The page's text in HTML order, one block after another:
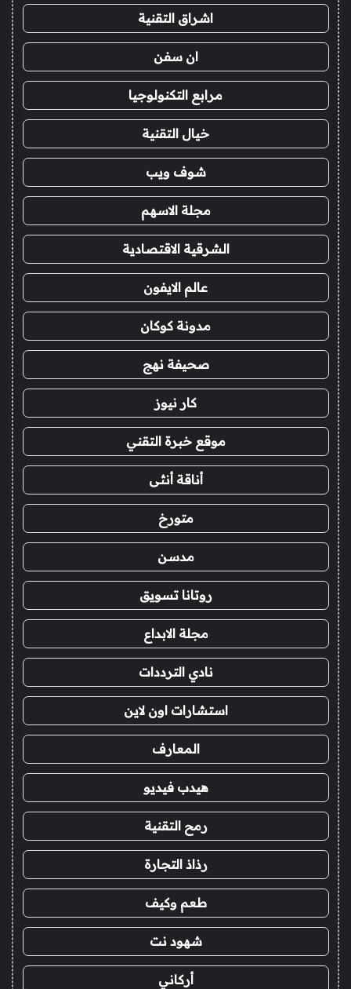
اشراق التقنية
ان سفن
مرابع التكنولوجيا
خيال التقنية
شوف ويب
مجلة الاسهم
الشرقية الاقتصادية
عالم الايفون
مدونة كوكان
صحيفة نهج
كار نيوز
موقع خبرة التقني
أناقة أنثى
متورخ
مدسن
روتانا تسويق
مجلة الابداع
نادي الترددات
استشارات اون لاين
المعارف
هيدب فيديو
رمح التقنية
رذاذ التجارة
طعم وكيف
شهود نت
أركاني